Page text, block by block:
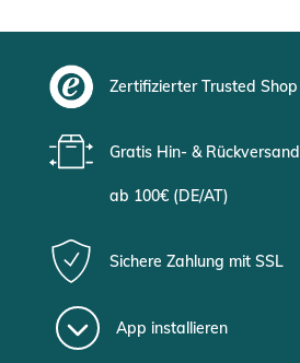
Zertifizierter Trusted Shop
Gratis Hin- & Rückversand
ab 100€ (DE/AT)
Sichere Zahlung mit SSL
App installieren